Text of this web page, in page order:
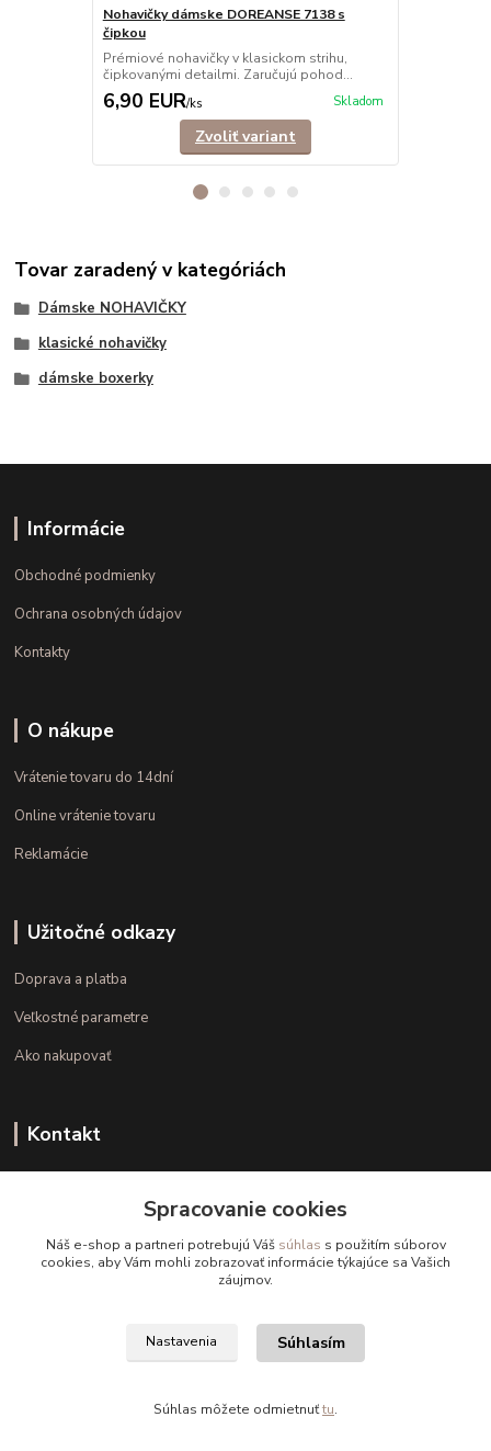
Nohavičky dámske DOREANSE 7138 s
čipkou
Prémiové nohavičky v klasickom strihu,
čipkovanými detailmi. Zaručujú pohod...
6,90 EUR/ks Skladom
Zvoliť variant
Tovar zaradený v kategóriách
Dámske NOHAVIČKY
klasické nohavičky
dámske boxerky
Informácie
Obchodné podmienky
Ochrana osobných údajov
Kontakty
O nákupe
Vrátenie tovaru do 14dní
Online vrátenie tovaru
Reklamácie
Užitočné odkazy
Doprava a platba
Veľkostné parametre
Ako nakupovať
Kontakt
(Po.-Pi. 10.00 - 15.00)
info@kvalitnaBielizen.sk
Copyright © kvalitnabielizen.sk
Spracovanie cookies
Náš e-shop a partneri potrebujú Váš súhlas s použitím súborov
cookies, aby Vám mohli zobrazovať informácie týkajúce sa Vašich
záujmov.
Nastavenia Súhlasím
Súhlas môžete odmietnuťtu.